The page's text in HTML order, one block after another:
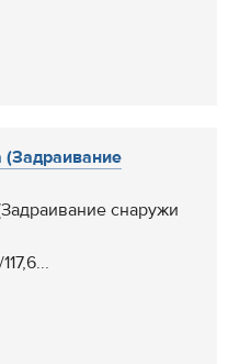
снаружи